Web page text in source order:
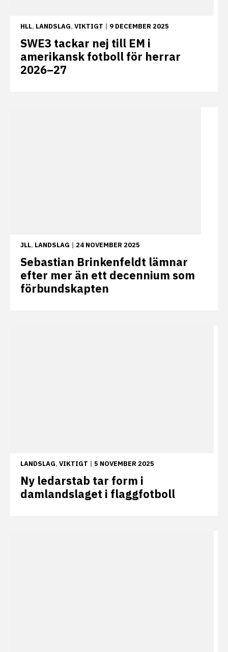
HLL, LANDSLAG, VIKTIGT | 9 DECEMBER 2025
SWE3 tackar nej till EM i
amerikansk fotboll för herrar
2026–27
JLL, LANDSLAG | 24 NOVEMBER 2025
Sebastian Brinkenfeldt lämnar
efter mer än ett decennium som
förbundskapten
LANDSLAG, VIKTIGT | 5 NOVEMBER 2025
Ny ledarstab tar form i
damlandslaget i flaggfotboll